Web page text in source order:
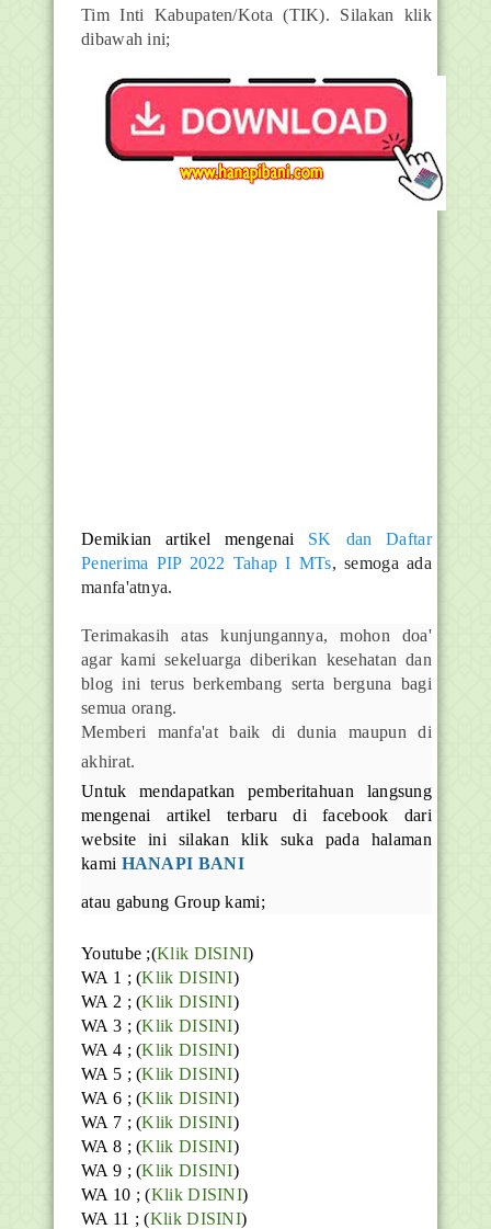
Tim Inti Kabupaten/Kota (TIK). Silakan klik
dibawah ini;
Demikian artikel mengenai SK dan Daftar
Penerima PIP 2022 Tahap I MTs, semoga ada
manfa'atnya.
Terimakasih atas kunjungannya, mohon doa'
agar kami sekeluarga diberikan kesehatan dan
blog ini terus berkembang serta berguna bagi
semua orang.
Memberi manfa'at baik di dunia maupun di
akhirat.
Untuk mendapatkan pemberitahuan langsung
mengenai artikel terbaru di facebook dari
website ini silakan klik suka pada halaman
kami HANAPI BANI
atau gabung Group kami;
Youtube ;(Klik DISINI)
WA 1 ; (Klik DISINI)
WA 2 ; (Klik DISINI)
WA 3 ; (Klik DISINI)
WA 4 ; (Klik DISINI)
WA 5 ; (Klik DISINI)
WA 6 ; (Klik DISINI)
WA 7 ; (Klik DISINI)
WA 8 ; (Klik DISINI)
WA 9 ; (Klik DISINI)
WA 10 ; (Klik DISINI)
WA 11 ; (Klik DISINI)